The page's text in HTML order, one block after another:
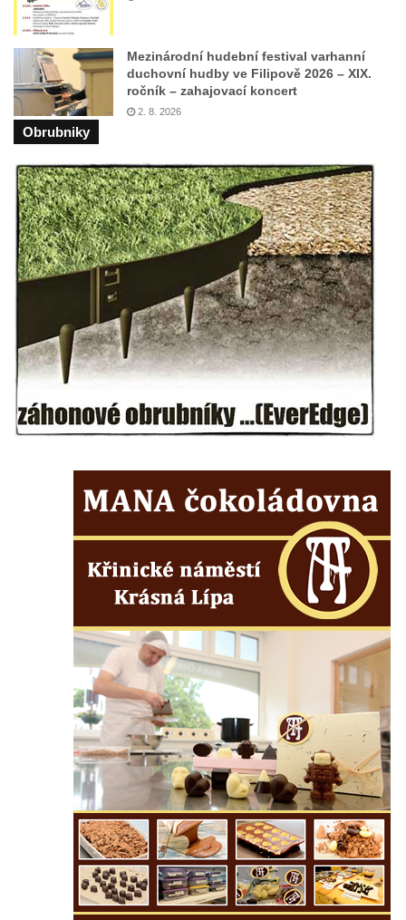
cestě
Vyhlídka Harrachova skála
Rozhledna Stradonka
Vyhlídka Korzovka pod Hvozdem
Vyhlídka Treppenstein u Jetřichovic
Vyhlídka Taubenstein nad Křinicí u
Hinterhermsdorfu
Vyhlídka Grenzplatte u Ostrovských skal
Vyhlídka Signal nedaleko skály Katzfels u
Cunnersdorfu
Vyhlídka Katzfels u Cunnersdorfu
Vyhlídka na západním okraji Slánské hory
ve Slaném
Vyhlídky na Slánské hoře ve Slaném
Labská vyhlídka v Hřensku
Vyhlídka pod Zlatým vrchem u Bečova nad
Teplou
Pozorovatelna pod vrchem Radovič u Velké
Vyhlídka Růženka
Kaňkovská vyhlídka
Rozhledna Bieleboh u Beiersdorfu
Věž krále Friedricha Augusta u Löbau
Rozhledna Velký Chlum
Rozhledna Funpark na Šibeníku v Mostě
Rozhledna Na Horách u Hrobců – Rohatců
Rozhledna Radejčín
Kratochvílova rozhledna v Roudnici nad
Labem
Rozhledna Luž (Aussichtsturm Lausche)
Vyhlídka Terezínka
Rozhledna Vrchbělá
Mezinárodní hudební festival varhanní
duchovní hudby ve Filipově 2026 – XIX.
ročník – zahajovací koncert
2. 8. 2026
Obrubniky